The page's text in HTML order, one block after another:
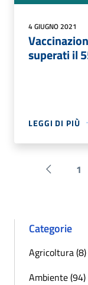
4 GIUGNO 2021
superati il
LEGGI DI PIÙ
Pagina 1
Categorie
Agricoltura (8)
Ambiente (94)